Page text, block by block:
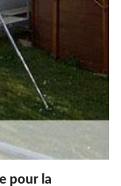
pour la